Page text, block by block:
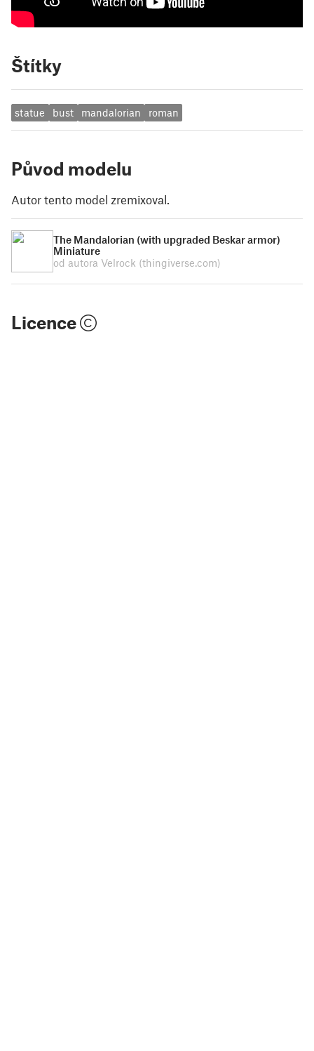
Štítky
statue bust mandalorian roman
Původ modelu
Autor tento model zremixoval.
The Mandalorian (with upgraded Beskar armor)
Miniature
od autora Velrock (thingiverse.com)
Licence